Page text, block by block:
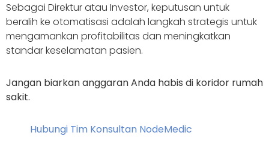
Sebagai Direktur atau Investor, keputusan untuk
beralih ke otomatisasi adalah langkah strategis untuk
mengamankan profitabilitas dan meningkatkan
standar keselamatan pasien.
Jangan biarkan anggaran Anda habis di koridor rumah
sakit.
Hubungi Tim Konsultan NodeMedic